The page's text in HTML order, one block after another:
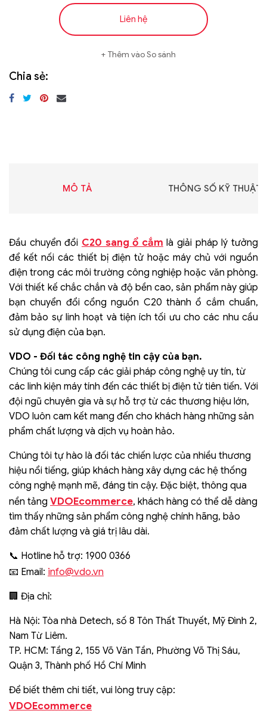
Liên hệ
Thêm vào So sánh
Chia sẻ:
MÔ TẢ THÔNG SỐ KỸ THUẬT
Đầu chuyển đổi C20 sang ổ cắm là giải pháp lý tưởng
để kết nối các thiết bị điện tử hoặc máy chủ với nguồn
điện trong các môi trường công nghiệp hoặc văn phòng.
Với thiết kế chắc chắn và độ bền cao, sản phẩm này giúp
bạn chuyển đổi cổng nguồn C20 thành ổ cắm chuẩn,
đảm bảo sự linh hoạt và tiện ích tối ưu cho các nhu cầu
sử dụng điện của bạn.
VDO - Đối tác công nghệ tin cậy của bạn.
Chúng tôi cung cấp các giải pháp công nghệ uy tín, từ
các linh kiện máy tính đến các thiết bị điện tử tiên tiến. Với
đội ngũ chuyên gia và sự hỗ trợ từ các thương hiệu lớn,
VDO luôn cam kết mang đến cho khách hàng những sản
phẩm chất lượng và dịch vụ hoàn hảo.
Chúng tôi tự hào là đối tác chiến lược của nhiều thương
hiệu nổi tiếng, giúp khách hàng xây dựng các hệ thống
công nghệ mạnh mẽ, đáng tin cậy. Đặc biệt, thông qua
nền tảng VDOEcommerce, khách hàng có thể dễ dàng
tìm thấy những sản phẩm công nghệ chính hãng, bảo
đảm chất lượng và giá trị lâu dài.
📞 Hotline hỗ trợ: 1900 0366
📧 Email: info@vdo.vn
🏢 Địa chỉ:
Hà Nội: Tòa nhà Detech, số 8 Tôn Thất Thuyết, Mỹ Đình 2,
Nam Từ Liêm.
TP. HCM: Tầng 2, 155 Võ Văn Tần, Phường Võ Thị Sáu,
Quận 3, Thành phố Hồ Chí Minh
Để biết thêm chi tiết, vui lòng truy cập:
VDOEcommerce